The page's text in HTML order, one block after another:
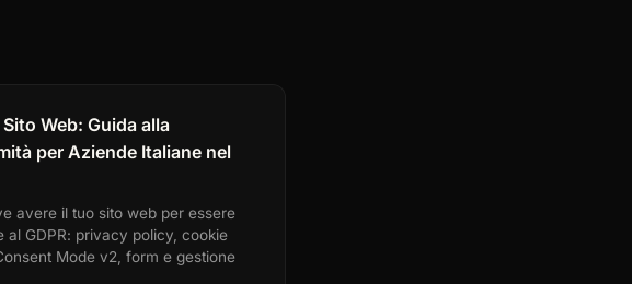
Sito Web: Guida alla
per Aziende Italiane nel
avere il tuo sito web per essere
al GDPR: privacy policy, cookie
Mode v2, form e gestione